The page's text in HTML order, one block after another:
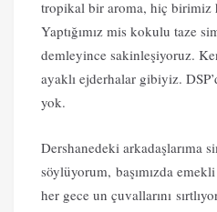
tropikal bir aroma, hiç
Yaptığımız mis kokulu taze
demleyince sakinleşiyoruz.
ayaklı ejderhalar gibiyiz.
yok.
Dershanedeki arkadaşlarıma
söylüyorum, başımızda
her gece un çuvallarını